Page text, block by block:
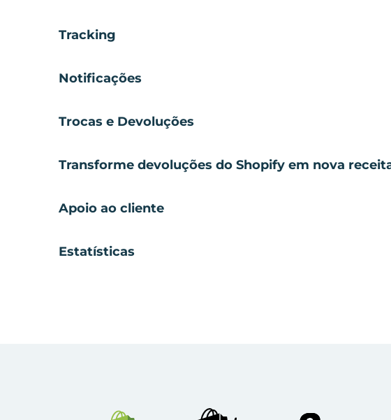
Tracking
Notificações
Trocas e Devoluções
Transforme devoluções do Shopify em nova
Apoio ao cliente
Estatísticas